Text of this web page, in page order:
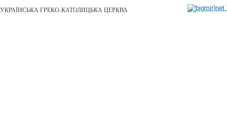
УКРАЇНСЬКА ГРЕКО-КАТОЛИЦЬКА ЦЕРКВА